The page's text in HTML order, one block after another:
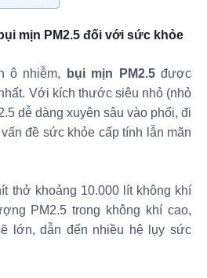
mịn PM2.5 đối với sức khỏe
ô nhiễm, bụi mịn PM2.5được
Với kích thước siêu nhỏ (nhỏ
dễ dàng xuyên sâu vào phổi, đi
đề sức khỏe cấp tính lẫn mãn
thở khoảng 10.000 lít không khí
PM2.5 trong không khí cao,
lớn, dẫn đến nhiều hệ lụy sức